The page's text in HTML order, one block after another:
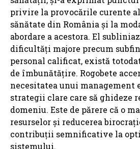
privire la provocările curente
sănătate din România și la
abordare a acestora. El
dificultăți majore precum
personal calificat, există
de îmbunătățire. Rogobete
necesitatea unui management
strategii clare care să ghideze
domeniu. Este de părere că o
resurselor și reducerea
contribuții semnificative la
sistemului.